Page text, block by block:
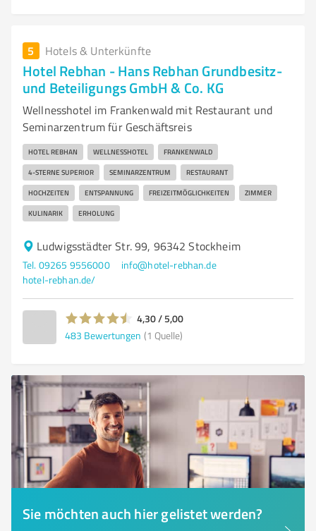
5 Hotels & Unterkünfte
Hotel Rebhan - Hans Rebhan Grundbesitz-
und Beteiligungs GmbH & Co. KG
Wellnesshotel im Frankenwald mit Restaurant und
Seminarzentrum für Geschäftsreis
HOTEL REBHAN WELLNESSHOTEL FRANKENWALD
4-STERNE SUPERIOR SEMINARZENTRUM RESTAURANT
HOCHZEITEN ENTSPANNUNG FREIZEITMÖGLICHKEITEN ZIMMER
KULINARIK ERHOLUNG
Ludwigsstädter Str. 99, 96342 Stockheim
Tel. 09265 9556000
info@hotel-rebhan.de
hotel-rebhan.de/
4,30 / 5,00
483 Bewertungen (1 Quelle)
Sie möchten auch hier gelistet werden?